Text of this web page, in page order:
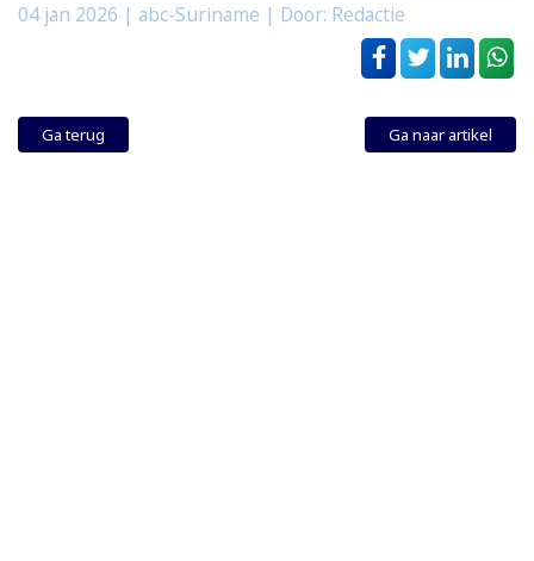
04 jan 2026 | abc-Suriname | Door: Redactie
Ga terug Ga naar artikel